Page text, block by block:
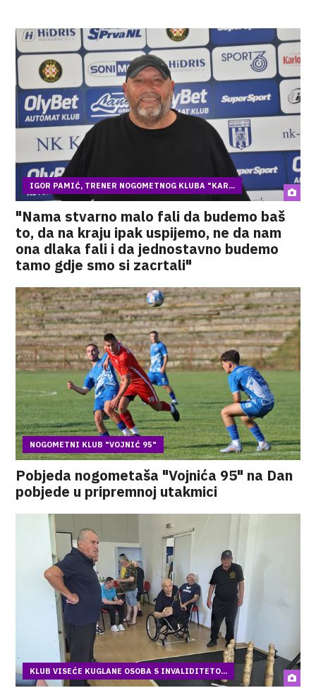
IGOR PAMIĆ, TRENER NOGOMETNOG KLUBA "KAR...
"Nama stvarno malo fali da budemo baš
to, da na kraju ipak uspijemo, ne da nam
ona dlaka fali i da jednostavno budemo
tamo gdje smo si zacrtali"
NOGOMETNI KLUB "VOJNIĆ 95"
Pobjeda nogometaša "Vojnića 95" na Dan
pobjede u pripremnoj utakmici
KLUB VISEĆE KUGLANE OSOBA S INVALIDITETO...